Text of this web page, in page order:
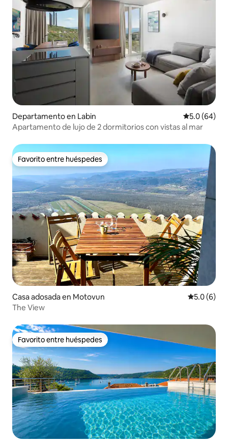
Departamento en Labin Calificación
5.0 (64)
Apartamento de lujo de 2 dormitorios con vistas al mar
Favorito entre huéspedes
Favorito entre huéspedes
Casa adosada en Motovun
5.0 (6)
The View
Favorito entre huéspedes
Favorito entre huéspedes